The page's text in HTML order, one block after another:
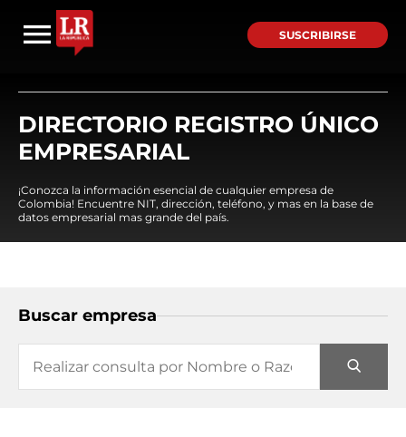
SUSCRIBIRSE
DIRECTORIO REGISTRO ÚNICO
EMPRESARIAL
¡Conozca la información esencial de cualquier empresa de
Colombia! Encuentre NIT, dirección, teléfono, y mas en la base de
datos empresarial mas grande del país.
Buscar empresa